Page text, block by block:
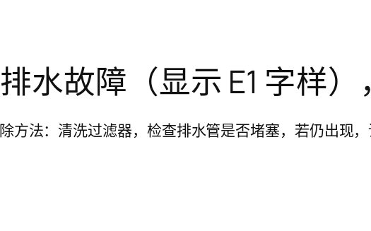
水故障（显示 E1 字样